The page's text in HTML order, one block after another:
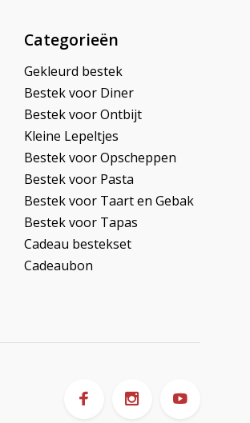
Categorieën
Gekleurd bestek
Bestek voor Diner
Bestek voor Ontbijt
Kleine Lepeltjes
Bestek voor Opscheppen
Bestek voor Pasta
Bestek voor Taart en Gebak
Bestek voor Tapas
Cadeau bestekset
Cadeaubon